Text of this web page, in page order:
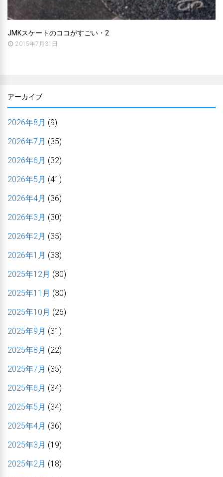
JMKスケートのココがすごい・2
2015年7月31日
アーカイブ
2026年8月 (9)
2026年7月 (35)
2026年6月 (32)
2026年5月 (41)
2026年4月 (36)
2026年3月 (30)
2026年2月 (35)
2026年1月 (33)
2025年12月 (30)
2025年11月 (30)
2025年10月 (26)
2025年9月 (31)
2025年8月 (22)
2025年7月 (35)
2025年6月 (34)
2025年5月 (34)
2025年4月 (36)
2025年3月 (19)
2025年2月 (18)